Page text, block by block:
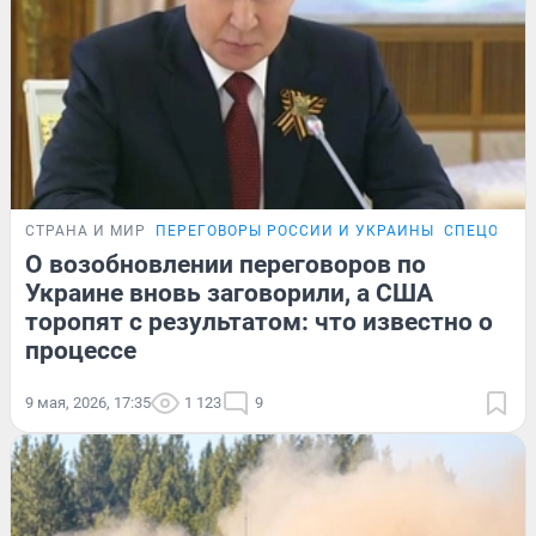
СТРАНА И МИР ПЕРЕГОВОРЫ РОССИИ И УКРАИНЫ
О возобновлении переговоров по
Украине вновь заговорили, а США
торопят с результатом: что известно о
процессе
9 мая, 2026, 17:35 1 123 9